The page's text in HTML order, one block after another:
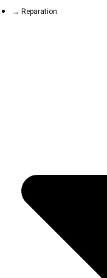
→ Reparation